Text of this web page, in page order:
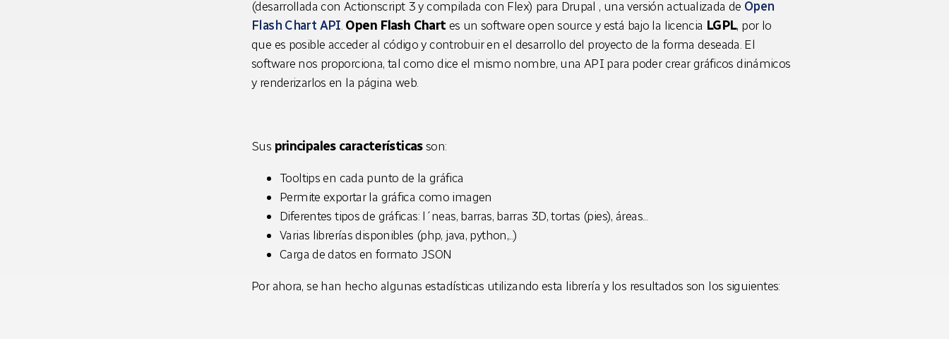
(desarrollada con Actionscript3ycompilada con Flex) para Drupal , una versión actualizada de Open
Flash Chart API. Open Flash Chart es un software open source y está bajo la licencia LGPL, por lo
que es posible acceder al código y controbuir en el desarrollo del proyecto de la forma deseada. El
software nos proporciona, tal como dice el mismo nombre, una API para poder crear gráficos dinámicos
y renderizarlos en la página web.
Sus principales característicasson:
Tooltips en cada punto de la gráfica
Permite exportar la gráfica como imagen
Diferentes tipos de gráficas: l´neas, barras, barras 3D, tortas (pies), áreas...
Varias librerías disponibles (php, java, python,...)
Carga de datos en formato JSON
Por ahora, se han hecho algunas estadísticas utilizando esta librería y los resultados son los siguientes: